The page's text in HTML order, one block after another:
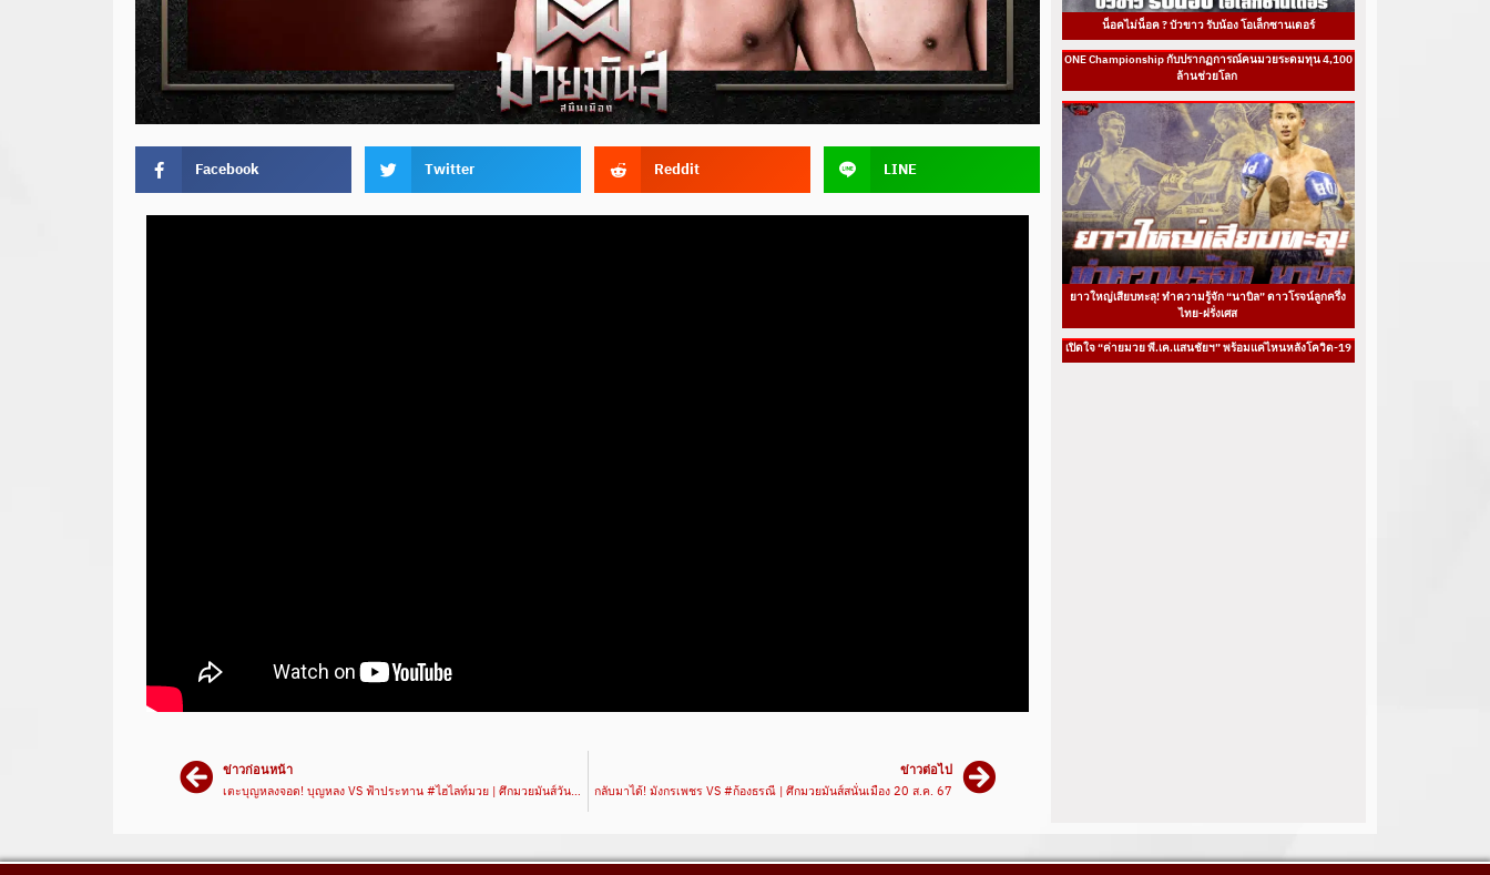
Facebook Twitter Reddit LINE
ข่าวก่อนหน้า
เตะบุญหลงจอด! บุญหลง VS ฟ้าประทาน #ไฮไลท์มวย | ศึกมวยมันส์วันศุกร์ เวทีมวยรังสิต
ข่าวต่อไป
กลับมาได้! มังกรเพชร VS #ก้องธรณี | ศึกมวยมันส์สนั่นเมือง 20 ส.ค. 67
น็อคไม่น็อค ? บัวขาว รับน้อง โอเล็กซานเดอร์
ONE Championship กับปรากฏการณ์คนมวยระดมทุน 4,100
ล้านช่วยโลก
ยาวใหญ่เสียบทะลุ! ทำความรู้จัก “นาบิล” ดาวโรจน์ลูกครึ่ง
ไทย-ฝรั่งเศส
เปิดใจ “ค่ายมวย พี.เค.แสนชัยฯ” พร้อมแค่ไหนหลังโควิด-19